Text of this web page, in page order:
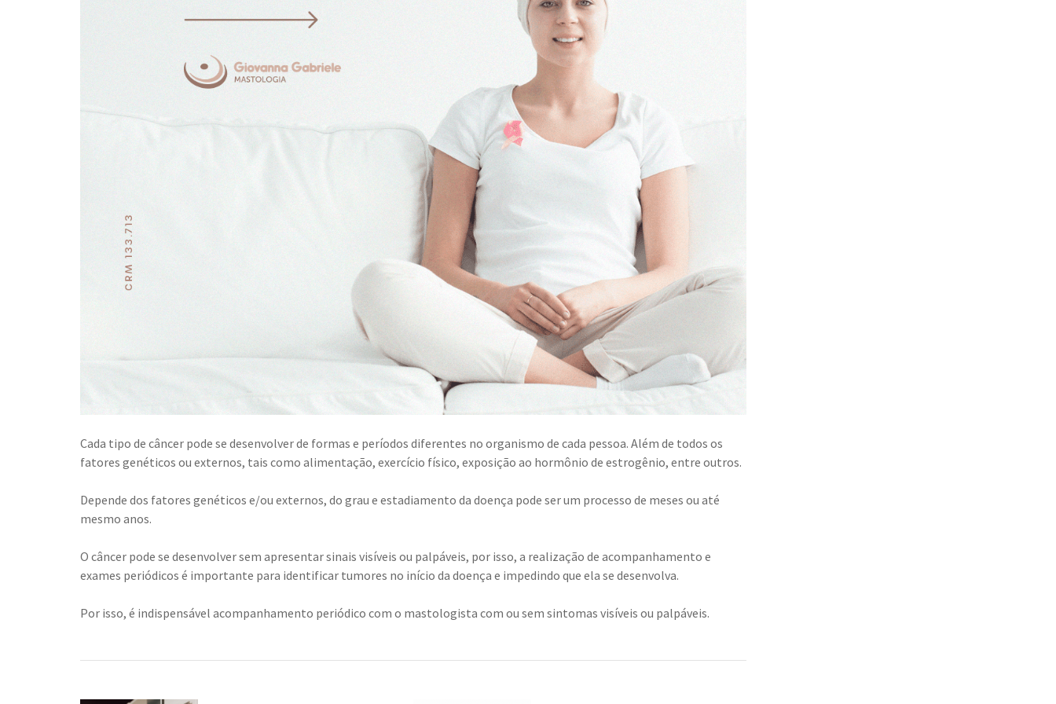
Cada tipo de câncer pode se desenvolver de formas e períodos diferentes no organismo de cada pessoa. Além de todos os
fatores genéticos ou externos, tais como alimentação, exercício físico, exposição ao hormônio de estrogênio, entre outros.
Depende dos fatores genéticos e/ou externos, do grau e estadiamento da doença pode ser um processo de meses ou até
mesmo anos.
O câncer pode se desenvolver sem apresentar sinais visíveis ou palpáveis, por isso, a realização de acompanhamento e
exames periódicos é importante para identificar tumores no início da doença e impedindo que ela se desenvolva.
Por isso, é indispensável acompanhamento periódico com o mastologista com ou sem sintomas visíveis ou palpáveis.